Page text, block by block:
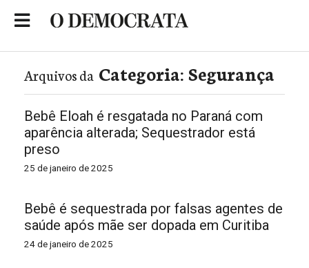
Arquivos da Categoria:Segurança
Bebê Eloah é resgatada no Paraná com
aparência alterada; Sequestrador está
preso
25 de janeiro de 2025
Bebê é sequestrada por falsas agentes de
saúde após mãe ser dopada em Curitiba
24 de janeiro de 2025